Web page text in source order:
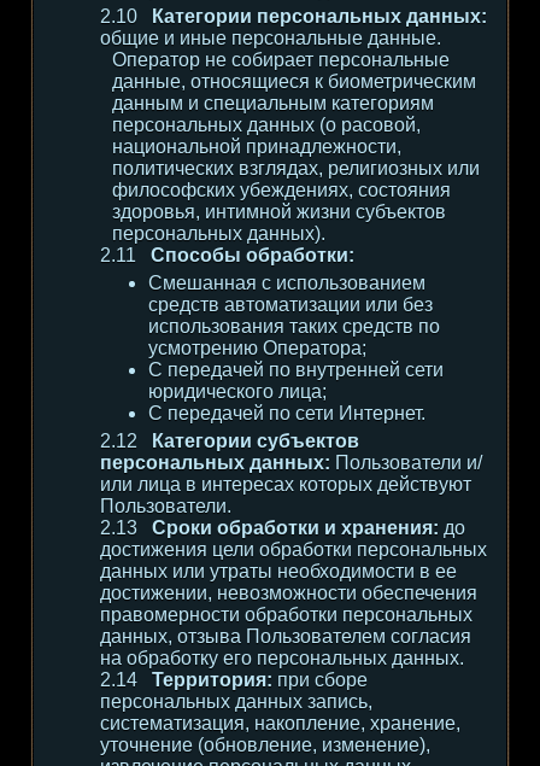
Категории персональных данных:
общие и иные персональные данные.
Оператор не собирает персональные
данные, относящиеся к биометрическим
данным и специальным категориям
персональных данных (о расовой,
национальной принадлежности,
политических взглядах, религиозных или
философских убеждениях, состояния
здоровья, интимной жизни субъектов
персональных данных).
Способы обработки:
Смешанная с использованием
средств автоматизации или без
использования таких средств по
усмотрению Оператора;
С передачей по внутренней сети
юридического лица;
С передачей по сети Интернет.
Категории субъектов
персональных данных: Пользователи и/
или лица в интересах которых действуют
Пользователи.
Сроки обработки и хранения: до
достижения цели обработки персональных
данных или утраты необходимости в ее
достижении, невозможности обеспечения
правомерности обработки персональных
данных, отзыва Пользователем согласия
на обработку его персональных данных.
Территория: при сборе
персональных данных запись,
систематизация, накопление, хранение,
уточнение (обновление, изменение),